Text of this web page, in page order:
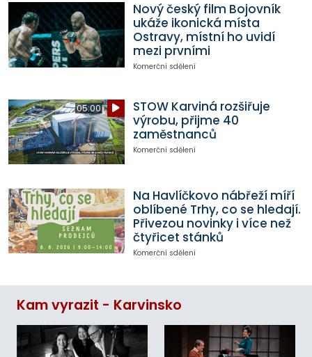
Nový český film Bojovník
ukáže ikonická místa
Ostravy, místní ho uvidí
mezi prvními
Komerční sdělení
05:00
STOW Karviná rozšiřuje
výrobu, přijme 40
zaměstnanců
Komerční sdělení
Na Havlíčkovo nábřeží míří
oblíbené Trhy, co se hledají.
Přivezou novinky i více než
čtyřicet stánků
Komerční sdělení
Kam vyrazit - Karvinsko